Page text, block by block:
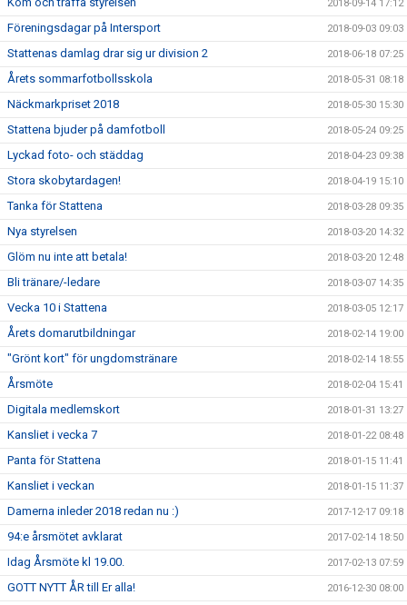
2018-09-14 17:12
Föreningsdagar på Intersport 2018-09-03 09:03
Stattenas damlag drar sig ur division 2 2018-06-18 07:25
Årets sommarfotbollsskola 2018-05-31 08:18
Näckmarkpriset 2018 2018-05-30 15:30
Stattena bjuder på damfotboll 2018-05-24 09:25
Lyckad foto- och städdag 2018-04-23 09:38
Stora skobytardagen! 2018-04-19 15:10
Tanka för Stattena 2018-03-28 09:35
Nya styrelsen 2018-03-20 14:32
Glöm nu inte att betala! 2018-03-20 12:48
Bli tränare/-ledare 2018-03-07 14:35
Vecka 10 i Stattena 2018-03-05 12:17
Årets domarutbildningar 2018-02-14 19:00
"Grönt kort" för ungdomstränare 2018-02-14 18:55
Årsmöte 2018-02-04 15:41
Digitala medlemskort 2018-01-31 13:27
Kansliet i vecka 7 2018-01-22 08:48
Panta för Stattena 2018-01-15 11:41
Kansliet i veckan 2018-01-15 11:37
Damerna inleder 2018 redan nu :) 2017-12-17 09:18
94:e årsmötet avklarat 2017-02-14 18:50
Idag Årsmöte kl 19.00. 2017-02-13 07:59
GOTT NYTT ÅR till Er alla! 2016-12-30 08:00